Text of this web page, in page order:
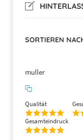
Hermenau
SORTIEREN
muller
Qualität
Gesamteindruck